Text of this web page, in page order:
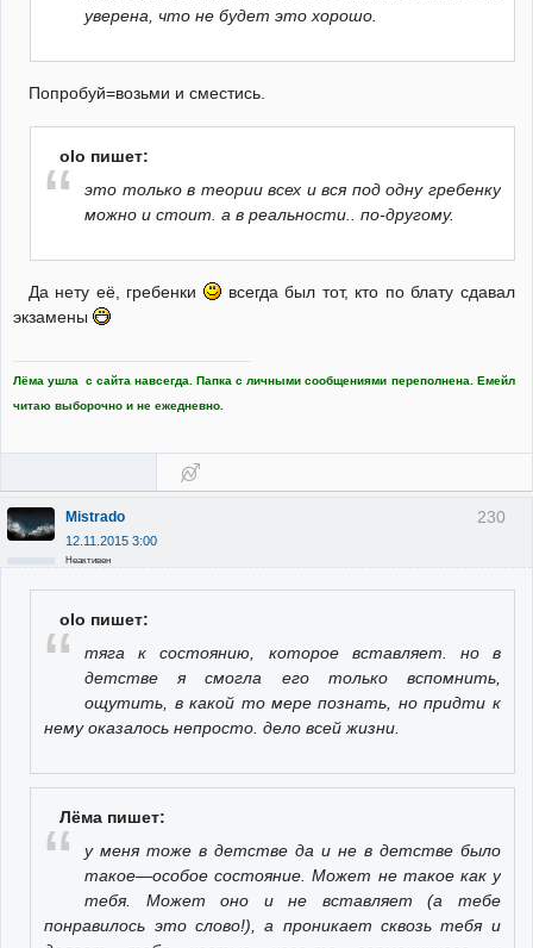
уверена, что не будет это хорошо.
Попробуй=возьми и сместись.
olo пишет:
это только в теории всех и вся под одну гребенку
можно и стоит. а в реальности.. по-другому.
Да нету её, гребенки
всегда был тот, кто по блату сдавал
экзамены
Лёма ушла с сайта навсегда. Папка с личными сообщениями переполнена. Емейл
читаю выборочно и не ежедневно.
230
Mistrado
12.11.2015 3:00
Неактивен
olo пишет:
тяга к состоянию, которое вставляет. но в
детстве я смогла его только вспомнить,
ощутить, в какой то мере познать, но придти к
нему оказалось непросто. дело всей жизни.
Лёма пишет:
у меня тоже в детстве да и не в детстве было
такое—особое состояние. Может не такое как у
тебя. Может оно и не вставляет (а тебе
понравилось это слово!), а проникает сквозь тебя и